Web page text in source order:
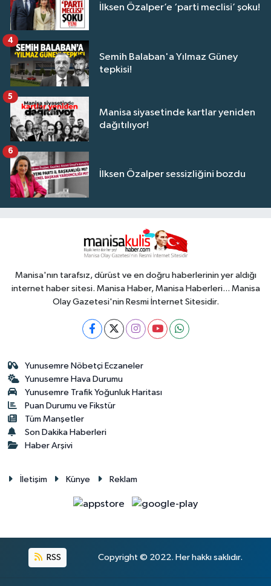
İlksen Özalper’e ‘parti meclisi’ şoku!
Semih Balaban'a Yılmaz Güney
tepkisi!
4
Manisa siyasetinde kartlar yeniden
dağıtılıyor!
5
İlksen Özalper sessizliğini bozdu
6
Manisa'nın tarafsız, dürüst ve en doğru haberlerinin yer aldığı
internet haber sitesi. Manisa Haber, Manisa Haberleri... Manisa
Olay Gazetesi'nin Resmi İnternet Sitesidir.
Yunusemre Nöbetçi Eczaneler
Yunusemre Hava Durumu
Yunusemre Trafik Yoğunluk Haritası
Puan Durumu ve Fikstür
Tüm Manşetler
Son Dakika Haberleri
Haber Arşivi
İletişim Künye Reklam
RSS Copyright © 2022. Her hakkı saklıdır.